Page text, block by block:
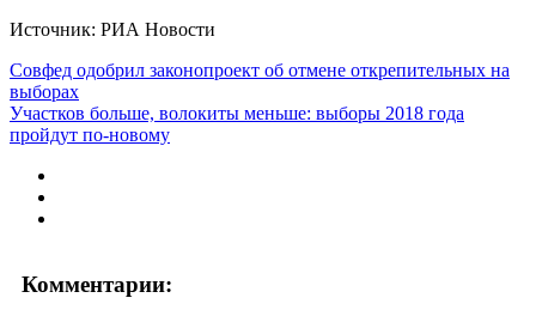
Источник: РИА Новости
Совфед одобрил законопроект об отмене открепительных на
выборах
Участков больше, волокиты меньше: выборы 2018 года
пройдут по-новому
Комментарии: